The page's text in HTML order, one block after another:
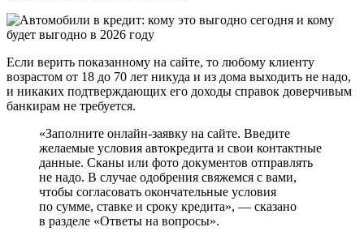
Если верить показанному на сайте, то любому клиенту
возрастом от 18 до 70 лет никуда и из дома выходить не надо,
и никаких подтверждающих его доходы справок доверчивым
банкирам не требуется.
«Заполните онлайн-заявку на сайте. Введите
желаемые условия автокредита и свои контактные
данные. Сканы или фото документов отправлять
не надо. В случае одобрения свяжемся с вами,
чтобы согласовать окончательные условия
по сумме, ставке и сроку кредита», — сказано
в разделе «Ответы на вопросы».